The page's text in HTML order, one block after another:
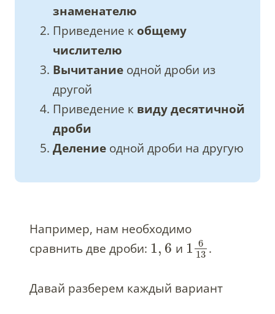
знаменателю
Приведение к общему
числителю
Вычитание одной дроби из
другой
Приведение к виду десятичной
дроби
Деление одной дроби на другую
Например, нам необходимо
сравнить две дроби: 1, 6 и 1 6
13 .
Давай разберем каждый вариант